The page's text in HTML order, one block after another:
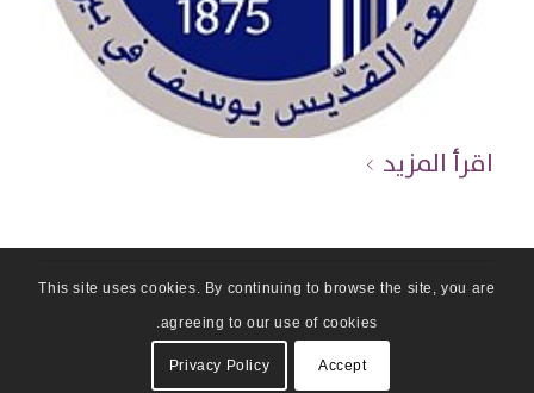
اقرأ المزيد
This site uses cookies. By continuing to browse the site, you are
agreeing to our use of cookies.
Accept
Privacy Policy